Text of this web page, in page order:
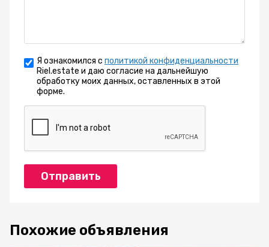
Я ознакомился с политикой конфиденциальности
Riel.estate и даю согласие на дальнейшую
обработку моих данных, оставленных в этой
форме.
Отправить
Похожие объявления